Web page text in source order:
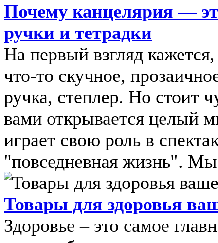
Почему канцелярия —
ручки и тетрадки
На первый взгляд
что-то скучное,
ручка, степлер. Но стоит
вами открывается целый
играет свою роль в
"повседневная жизнь".
Товары для здоровья
Здоровье – это самое